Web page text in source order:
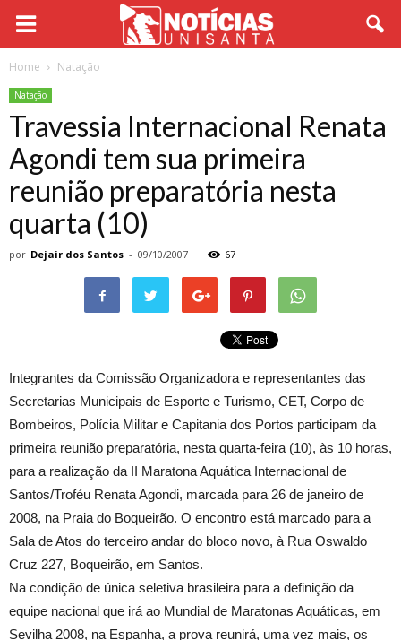
Home Natação
Natação
Travessia Internacional Renata
Agondi tem sua primeira
reunião preparatória nesta
quarta (10)
por Dejair dos Santos - 09/10/2007 67
Integrantes da Comissão Organizadora e representantes das
Secretarias Municipais de Esporte e Turismo, CET, Corpo de
Bombeiros, Polícia Militar e Capitania dos Portos participam da
primeira reunião preparatória, nesta quarta-feira (10), às 10 horas,
para a realização da II Maratona Aquática Internacional de
Santos/Troféu Renata Agondi, marcada para 26 de janeiro de
2008, na Praia do Boqueirão. O encontro está marcado para a
Sala de Atos do terceiro andar do bloco novo, à Rua Oswaldo
Cruz 227, Boqueirão, em Santos.
Na condição de única seletiva brasileira para a definição da
equipe nacional que irá ao Mundial de Maratonas Aquáticas, em
Sevilha 2008, na Espanha, a prova reunirá, uma vez mais, os